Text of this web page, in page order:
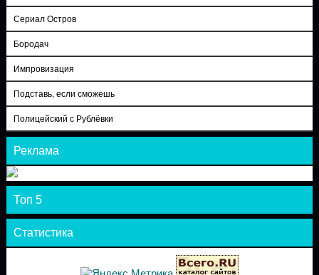
Сериал Остров
Бородач
Импровизация
Подставь, если сможешь
Полицейский с Рублёвки
Реклама
Топ 5
Статистика